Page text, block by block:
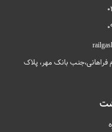
فراهانی،جنب بانک مهر، پلاک